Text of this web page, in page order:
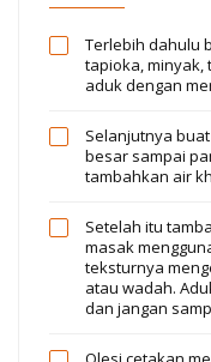
Terlebih dahulu
tapioka, minyak,
aduk dengan
Selanjutnya
besar sampai
tambahkan air
Setelah itu
masak
teksturnya
atau wadah.
dan jangan